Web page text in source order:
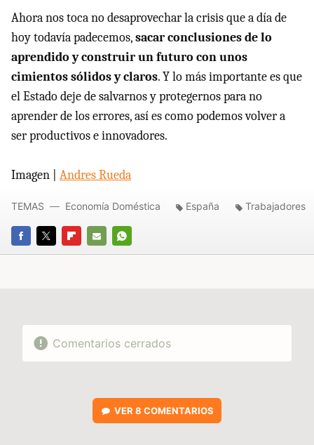
Ahora nos toca no desaprovechar la crisis que a día de
hoy todavía padecemos,sacar conclusiones de lo
aprendido y construir un futuro con unos
cimientos sólidos y claros. Y lo más importante es que
el Estado deje de salvarnos y protegernos para no
aprender de los errores, así es como podemos volver a
ser productivos e innovadores.
Imagen | Andres Rueda
FACEBOOK
TWITTERFLIPBOARD
E-
WHATSAPP
TEMAS Economía Doméstica España Trabajadores
Comentarios cerrados
VER 8 COMENTARIOS